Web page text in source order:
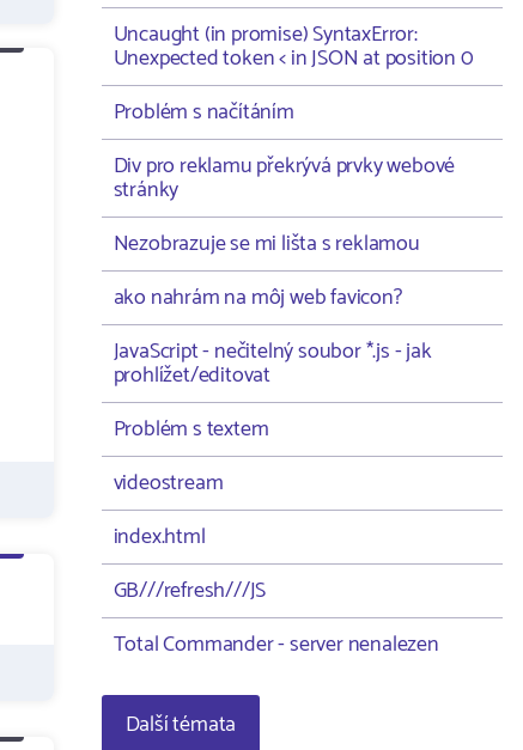
Uncaught (in promise) SyntaxError:
Unexpected token < in JSON at position 0
Problém s načítáním
Div pro reklamu překrývá prvky webové
stránky
Nezobrazuje se mi lišta s reklamou
ako nahrám na môj web favicon?
JavaScript - nečitelný soubor *.js - jak
prohlížet/editovat
Problém s textem
videostream
index.html
GB///refresh///JS
Total Commander - server nenalezen
Další témata